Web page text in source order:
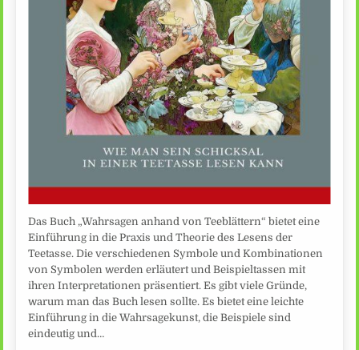
Das Buch „Wahrsagen anhand von Teeblättern“ bietet eine
Einführung in die Praxis und Theorie des Lesens der
Teetasse. Die verschiedenen Symbole und Kombinationen
von Symbolen werden erläutert und Beispieltassen mit
ihren Interpretationen präsentiert. Es gibt viele Gründe,
warum man das Buch lesen sollte. Es bietet eine leichte
Einführung in die Wahrsagekunst, die Beispiele sind
eindeutig und…